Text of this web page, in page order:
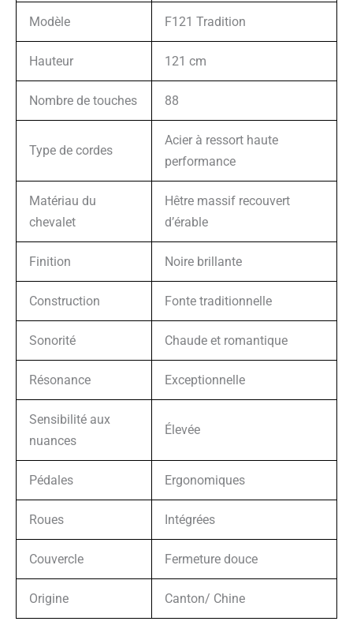
Modèle F121 Tradition
Hauteur 121 cm
Nombre de touches 88
Type de cordes
Acier à ressort haute
performance
Matériau du
chevalet
Hêtre massif recouvert
d’érable
Finition Noire brillante
Construction Fonte traditionnelle
Sonorité Chaude et romantique
Résonance Exceptionnelle
Sensibilité aux
nuances
Élevée
Pédales Ergonomiques
Roues Intégrées
Couvercle Fermeture douce
Origine Canton/ Chine